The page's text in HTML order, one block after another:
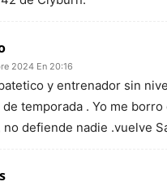
2024 En 20:16
y entrenador sin
temporada . Yo me borro
no defiende nadie .vuelve